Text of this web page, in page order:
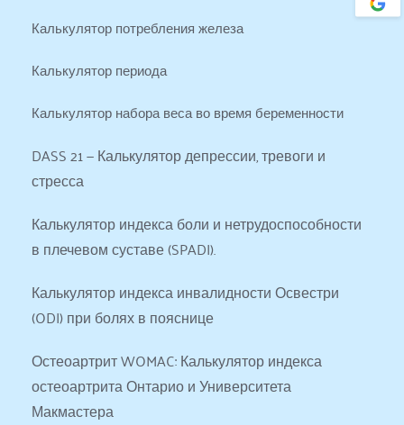
Калькулятор потребления железа
Калькулятор периода
Калькулятор набора веса во время беременности
DASS 21 — Калькулятор депрессии, тревоги и
стресса
Калькулятор индекса боли и нетрудоспособности
в плечевом суставе (SPADI).
Калькулятор индекса инвалидности Освестри
(ODI) при болях в пояснице
Остеоартрит WOMAC: Калькулятор индекса
остеоартрита Онтарио и Университета
Макмастера